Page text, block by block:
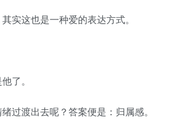
这也是一种爱的表达方式。
了。
渡出去呢？答案便是：归属感。